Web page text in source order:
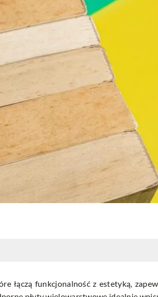
łączą funkcjonalność z estetyką,
aby
Stwórz idealne miejsce do relaksu
ogrodzie dzięki nowoczesnym
spa. Poznaj, jak zaaranżować
wybrać odpowiednie elementy, aby
prywatna oaza stała się miejscem